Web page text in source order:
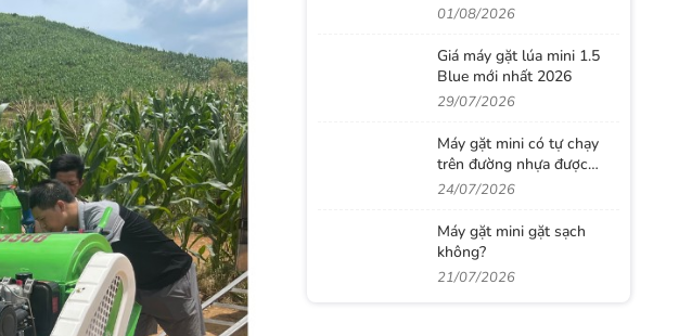
01/08/2026
Giá máy gặt lúa mini 1.5
Blue mới nhất 2026
29/07/2026
Máy gặt mini có tự chạy
trên đường nhựa được
không?
24/07/2026
Máy gặt mini gặt sạch
không?
21/07/2026